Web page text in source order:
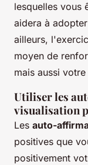
lesquelles vous
aidera à
ailleurs,
moyen de
mais aussi
Utiliser les
visualisation
Les auto-
positives que
positivement